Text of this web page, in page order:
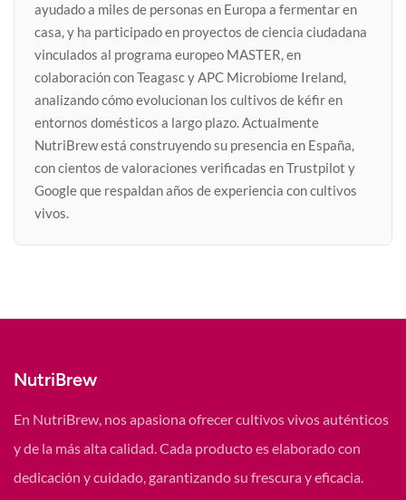
ayudado a miles de personas en Europa a fermentar en
casa, y ha participado en proyectos de ciencia ciudadana
vinculados al programa europeo MASTER, en
colaboración con Teagasc y APC Microbiome Ireland,
analizando cómo evolucionan los cultivos de kéfir en
entornos domésticos a largo plazo. Actualmente
NutriBrew está construyendo su presencia en España,
con cientos de valoraciones verificadas en Trustpilot y
Google que respaldan años de experiencia con cultivos
vivos.
NutriBrew
En NutriBrew, nos apasiona ofrecer cultivos vivos auténticos
y de la más alta calidad. Cada producto es elaborado con
dedicación y cuidado, garantizando su frescura y eficacia.